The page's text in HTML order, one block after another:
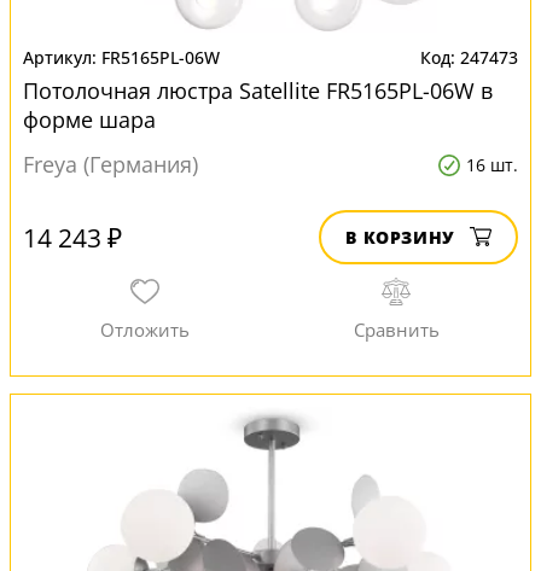
FR5165PL-06W 247473
Потолочная люстра Satellite FR5165PL-06W в
форме шара
Freya (Германия)
16 шт.
14 243 ₽ В КОРЗИНУ